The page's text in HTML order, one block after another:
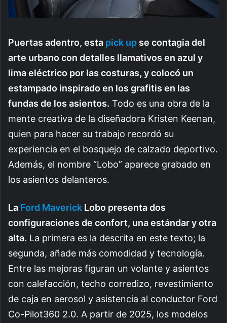
Puertas adentro, esta pick up se contagia del
arte urbano con detalles llamativos en azul y
lima eléctrico por las costuras, y colocó un
estampado inspirado en los grafitis en las
fundas de los asientos. Todo es una obra de la
mente creativa de la diseñadora Kristen Keenan,
quien para hacer su trabajo recordó su
experiencia en el bosquejo de calzado deportivo.
Además, el nombre “Lobo” aparece grabado en
los asientos delanteros.
La Ford Maverick Lobo presenta dos
configuraciones de confort, una estándar y otra
alta. La primera es la descrita en este texto; la
segunda, añade más comodidad y tecnología.
Entre las mejoras figuran un volante y asientos
con calefacción, techo corredizo, revestimiento
de caja en aerosol y asistencia al conductor Ford
Co-Pilot360 2.0. A partir de 2025, los modelos